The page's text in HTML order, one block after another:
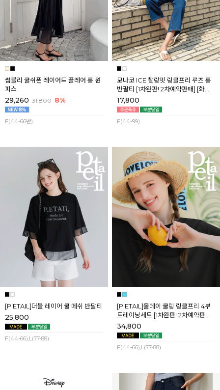
썸블리 쿨쉬폰 레이어드 플레어 롱 원
피스
29,260 31,800 8%
F(44-66반)
모나코 ICE 찰랑핏 링클프리 루즈 롱
반팔티 [1차완판! 2차예약판매] [화이
트] 8월첫째주 순차배송
17,800
F(44-99)
[P.ETAIL]더블 레이어 쿨 메쉬 반팔티
25,800
F(44-66),L(77-88)
[P.ETAIL]올데이 쿨링 링클프리 4부
트레이닝세트 [1차완판! 2차예약판매]
[블랙L] 8월셋째주 순차배송
34,800
F(44-66),L(77-88)